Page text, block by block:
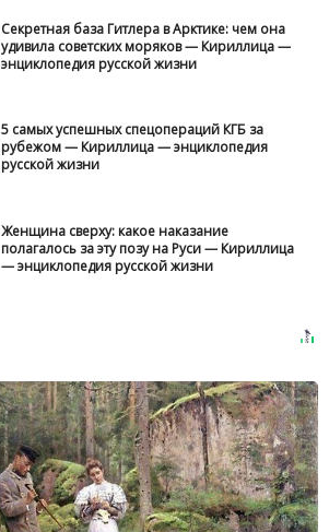
Секретная база Гитлера в Арктике: чем она
удивила советских моряков — Кириллица —
энциклопедия русской жизни
5 самых успешных спецопераций КГБ за
рубежом — Кириллица — энциклопедия
русской жизни
Женщина сверху: какое наказание
полагалось за эту позу на Руси — Кириллица
— энциклопедия русской жизни